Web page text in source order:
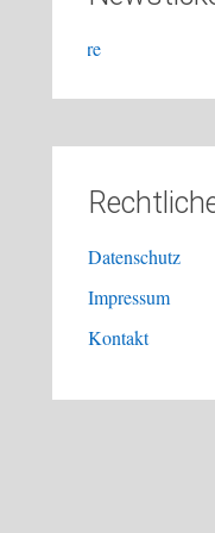
Datenschutz
Impressum
Kontakt